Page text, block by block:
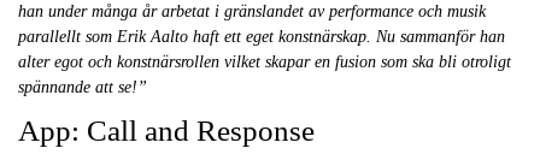
han under många år arbetat i gränslandet av performance och musik
parallellt som Erik Aalto haft ett eget konstnärskap. Nu sammanför han
alter egot och konstnärsrollen vilket skapar en fusion som ska bli otroligt
spännande att se!”
App: Call and Response